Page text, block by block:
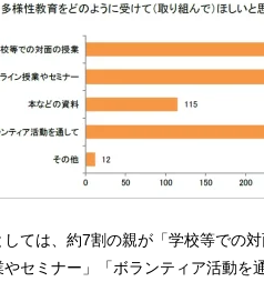
ては、約7割の親が「学校等での
やセミナー」「ボランティア活動を